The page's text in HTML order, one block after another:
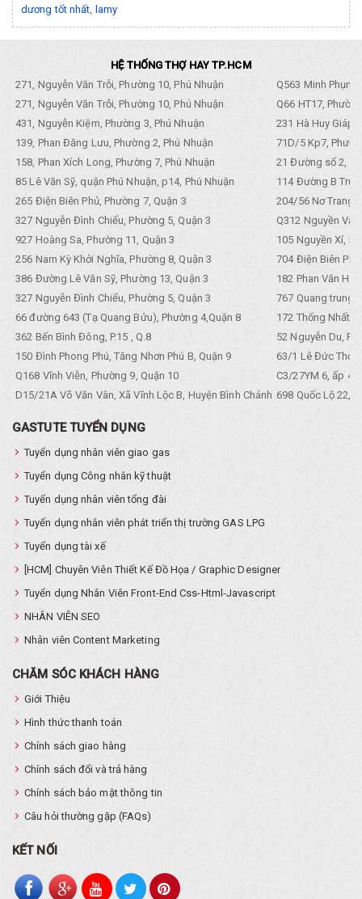
dương tốt nhất, lamy
HỆ THỐNG THỢ HAY TP.HCM
271, Nguyễn Văn Trỗi, Phường 10, Phú Nhuận
Q563 Minh
271, Nguyễn Văn Trỗi, Phường 10, Phú Nhuận
Q66 HT17,
431, Nguyễn Kiệm, Phường 3, Phú Nhuận
231 Hà Huy Giáp,
139, Phan Đăng Lưu, Phường 2, Phú Nhuận
71D/5 Kp7,
158, Phan Xích Long, Phường 7, Phú Nhuận
21 Đường số 2,
85 Lê Văn Sỹ, quận Phú Nhuận, p14, Phú Nhuận
114 Đường B
265 Điện Biên Phủ, Phường 7, Quận 3
204/56 Nơ Trang
327 Nguyễn Đình Chiểu, Phường 5, Quận 3
Q312 Nguyền
927 Hoàng Sa, Phường 11, Quận 3
105 Nguyền Xí,
256 Nam Kỳ Khởi Nghĩa, Phường 8, Quận 3
704 Điện Biên
386 Đường Lê Văn Sỹ, Phường 13, Quận 3
182 Phan Văn
327 Nguyễn Đình Chiểu, Phường 5, Quận 3
767 Quang trung,
66 đường 643 (Tạ Quang Bửu), Phường 4,Quận 8
172 Thống Nhất.
362 Bến Bình Đông, P.15 , Q.8
52 Nguyễn Du,
150 Đình Phong Phú, Tăng Nhơn Phú B, Quận 9
63/1 Lê Đức Thọ,
Q168 Vĩnh Viễn, Phường 9, Quận 10
C3/27YM 6, ấp 4,
D15/21A Võ Văn Vân, Xã Vĩnh Lộc B, Huyện Bình Chánh 698 Quốc Lộ 22,
GASTUTE TUYỂN DỤNG
Tuyển dụng nhân viên giao gas
Tuyển dụng Công nhân kỹ thuật
Tuyển dụng nhân viên tổng đài
Tuyển dụng nhân viên phát triển thị trường GAS LPG
Tuyển dụng tài xế
[HCM] Chuyên Viên Thiết Kế Đồ Họa / Graphic Designer
Tuyển dụng Nhân Viên Front-End Css-Html-Javascript
NHÂN VIÊN SEO
Nhân viên Content Marketing
CHĂM SÓC KHÁCH HÀNG
Giới Thiệu
Hình thức thanh toán
Chính sách giao hàng
Chính sách đổi và trả hàng
Chính sách bảo mật thông tin
Câu hỏi thường gặp (FAQs)
KẾT NỐI